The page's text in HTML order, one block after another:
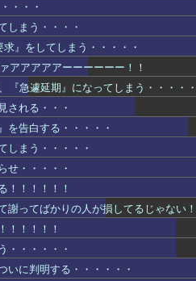
・・・
しまう・・・・
』をしてしまう・・・・・
アアアアアーーーーーー！！
『急遽延期』になってしまう・・・・
される・・・
を告白する・・・・・
しまう・・・・・
せ・・・・・
！！！！！！
謝ってばかりの人が損してるじゃない
！！！！！
・・・・・・
いに判明する・・・・・・